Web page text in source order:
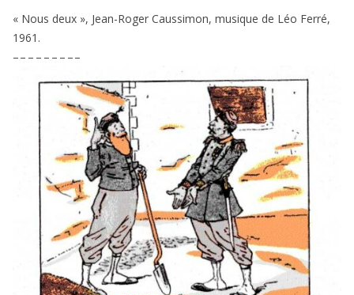
« Nous deux », Jean-Roger Caussimon, musique de Léo Ferré,
1961 .
– – – – – – – – –